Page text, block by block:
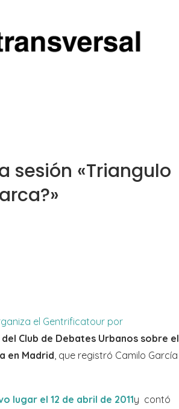
sesión «Triangulo
el Gentrificatour por
Club de Debates Urbanos sobre el
en Madrid , que registró Camilo García
lugar el 12 de abril de 2011y contó